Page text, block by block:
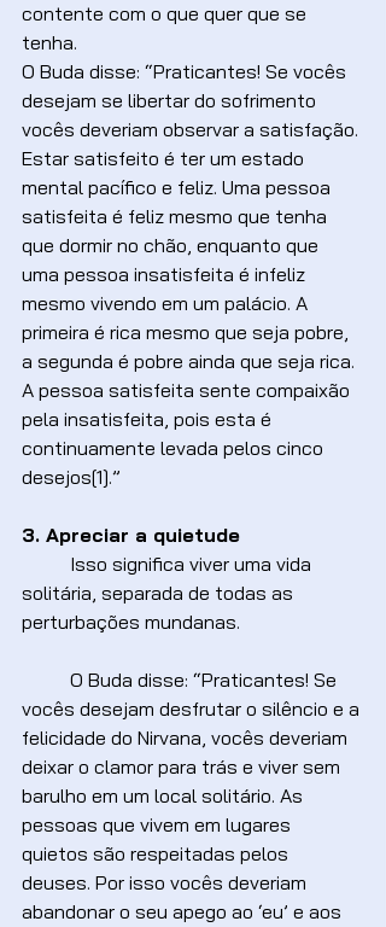
contente com o que quer que se
tenha.
O Buda disse: “Praticantes! Se vocês
desejam se libertar do sofrimento
vocês deveriam observar a satisfação.
Estar satisfeito é ter um estado
mental pacífico e feliz. Uma pessoa
satisfeita é feliz mesmo que tenha
que dormir no chão, enquanto que
uma pessoa insatisfeita é infeliz
mesmo vivendo em um palácio. A
primeira é rica mesmo que seja pobre,
a segunda é pobre ainda que seja rica.
A pessoa satisfeita sente compaixão
pela insatisfeita, pois esta é
continuamente levada pelos cinco
desejos[1].”
3. Apreciar a quietude
solitária, separada de todas as
perturbações mundanas.
vocês desejam desfrutar o silêncio e a
felicidade do Nirvana, vocês deveriam
deixar o clamor para trás e viver sem
barulho em um local solitário. As
pessoas que vivem em lugares
quietos são respeitadas pelos
deuses. Por isso vocês deveriam
abandonar o seu apego ao ‘eu’ e aos